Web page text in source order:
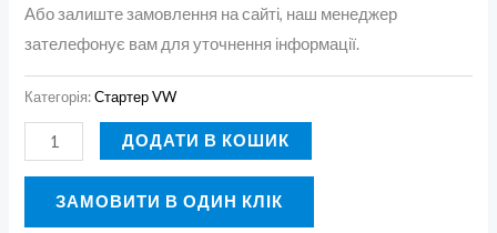
Або залиште замовлення на сайті, наш менеджер
зателефонує вам для уточнення інформації.
Категорія:Стартер VW
ДОДАТИ В КОШИК
ЗАМОВИТИ В ОДИН КЛІК